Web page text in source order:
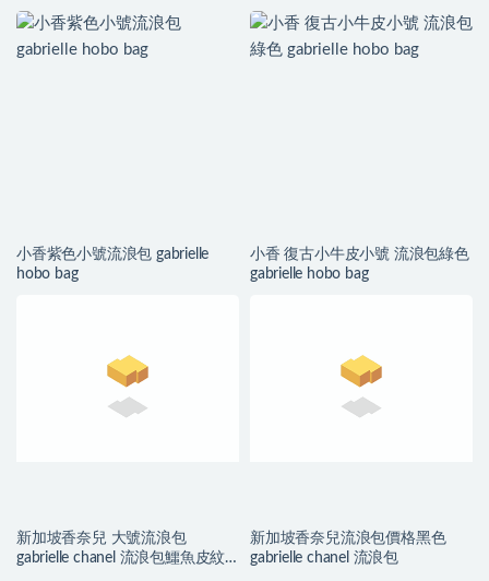
銀色與金色金屬
小香紫色小號流浪包 gabrielle
hobo bag
小香 復古小牛皮小號 流浪包綠色
gabrielle hobo bag
新加坡香奈兒 大號流浪包
gabrielle chanel 流浪包鱷魚皮紋
新加坡香奈兒流浪包價格黑色
gabrielle chanel 流浪包